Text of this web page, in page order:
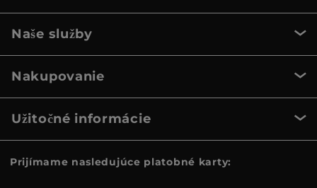
Naše služby
Nakupovanie
Užitočné informácie
Prijímame nasledujúce platobné karty: